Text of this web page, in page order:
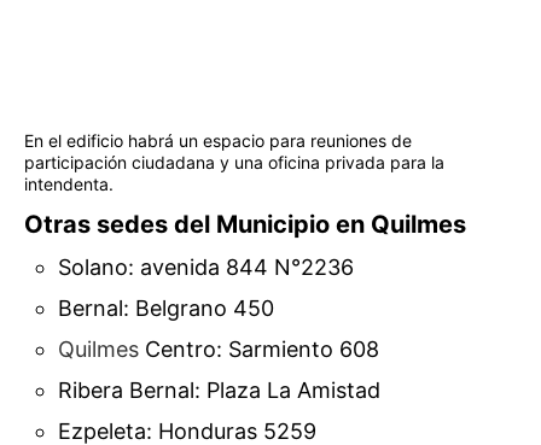
En el edificio habrá un espacio para reuniones de
participación ciudadana y una oficina privada para la
intendenta.
Otras sedes del Municipio en Quilmes
Solano: avenida 844 N°2236
Bernal: Belgrano 450
Quilmes Centro: Sarmiento 608
Ribera Bernal: Plaza La Amistad
Ezpeleta: Honduras 5259